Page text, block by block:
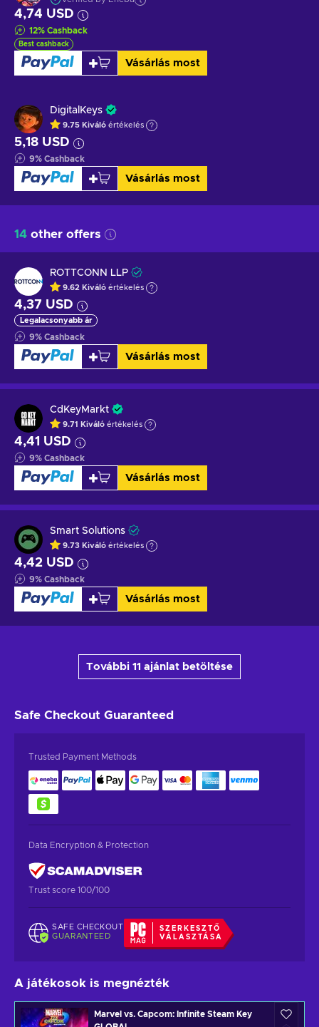
4,74 USD
12% Cashback
Best cashback
Vásárlás most
DigitalKeys
9.75 Kiváló értékelés
5,18 USD
9% Cashback
Vásárlás most
14 other offers
ROTTCONN LLP
9.62 Kiváló értékelés
4,37 USD
Legalacsonyabb ár
9% Cashback
Vásárlás most
CdKeyMarkt
9.71 Kiváló értékelés
4,41 USD
9% Cashback
Vásárlás most
Smart Solutions
9.73 Kiváló értékelés
4,42 USD
9% Cashback
Vásárlás most
További 11 ajánlat betöltése
Safe Checkout Guaranteed
Trusted Payment Methods
Data Encryption & Protection
Trust score 100/100
SAFE CHECKOUT
GUARANTEED
SZERKESZTŐ
VÁLASZTÁSA
A játékosok is megnézték
Marvel vs. Capcom: Infinite Steam Key